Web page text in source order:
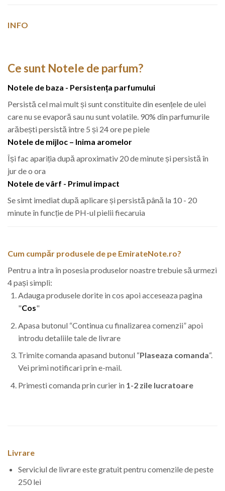
INFO
Ce sunt Notele de parfum?
Notele de baza - Persistența parfumului
Persistă cel mai mult și sunt constituite din esențele de ulei
care nu se evaporă sau nu sunt volatile. 90% din parfumurile
arăbești persistă între 5 și 24 ore pe piele
Notele de mijloc – Inima aromelor
Își fac apariția după aproximativ 20 de minute și persistă în
jur de o ora
Notele de vârf - Primul impact
Se simt imediat după aplicare și persistă până la 10 - 20
minute în funcție de PH-ul pielii fiecaruia
Cum cumpăr produsele de pe EmirateNote.ro?
Pentru a intra în posesia produselor noastre trebuie să urmezi
4 pași simpli:
Adauga produsele dorite in cos apoi acceseaza pagina
"Cos"
Apasa butonul “Continua cu finalizarea comenzii” apoi
introdu detaliile tale de livrare
Trimite comanda apasand butonul “Plaseaza comanda“.
Vei primi notificari prin e-mail.
Primesti comanda prin curier in 1-2 zile lucratoare
Livrare
Serviciul de livrare este gratuit pentru comenzile de peste
250 lei